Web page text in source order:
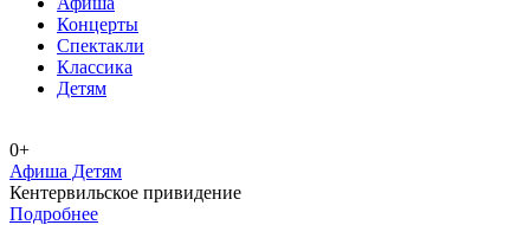
Концерты
Спектакли
Классика
Детям
0+
Афиша Детям
Кентервильское привидение
Подробнее